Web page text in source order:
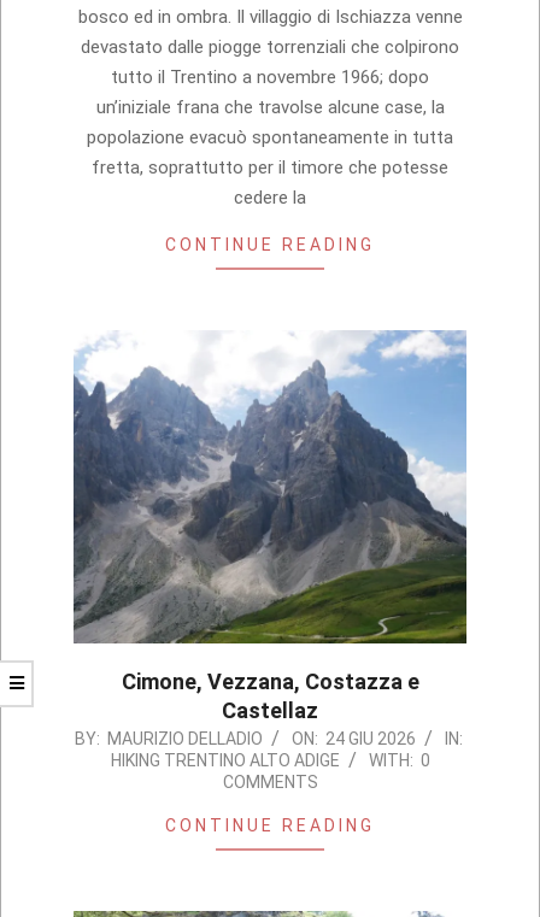
bosco ed in ombra. Il villaggio di Ischiazza venne
devastato dalle piogge torrenziali che colpirono
tutto il Trentino a novembre 1966; dopo
un’iniziale frana che travolse alcune case, la
popolazione evacuò spontaneamente in tutta
fretta, soprattutto per il timore che potesse
cedere la
CONTINUE READING
Cimone, Vezzana, Costazza e
Castellaz
2026-
BY: MAURIZIO DELLADIO ON: 24 GIU 2026
IN:
HIKING TRENTINO ALTO ADIGE
WITH: 0
COMMENTS
CONTINUE READING